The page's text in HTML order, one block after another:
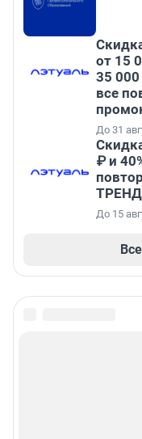
от 15
35
все
До 31
₽ и
ТРЕНД
До 15